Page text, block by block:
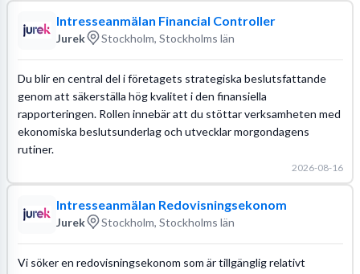
Intresseanmälan Financial Controller
Jurek Stockholm, Stockholms län
Du blir en central del i företagets strategiska beslutsfattande
genom att säkerställa hög kvalitet i den finansiella
rapporteringen. Rollen innebär att du stöttar verksamheten med
ekonomiska beslutsunderlag och utvecklar morgondagens
rutiner.
2026-08-16
Intresseanmälan Redovisningsekonom
Jurek Stockholm, Stockholms län
Vi söker en redovisningsekonom som är tillgänglig relativt